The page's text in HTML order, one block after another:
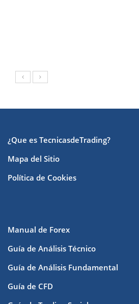
¿Que es TecnicasdeTrading?
Mapa del Sitio
Política de Cookies
Manual de Forex
Guía de Análisis Técnico
Guía de Análisis Fundamental
Guía de CFD